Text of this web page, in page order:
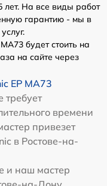
лет. На все виды работ
гарантию - мы в
будет стоить на
на сайте через
EP MA73
требует
времени
привезет
в Ростове-на-
и наш мастер